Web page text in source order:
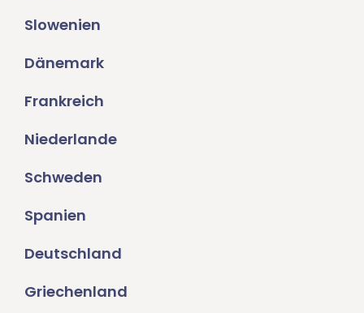
Slowenien
Dänemark
Frankreich
Niederlande
Schweden
Spanien
Deutschland
Griechenland